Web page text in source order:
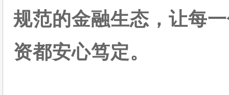
规范的金融生态，让每
资都安心笃定。